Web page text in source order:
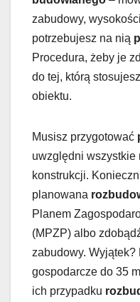
zabudowy,
potrzebujesz na nią
Procedura, żeby je
do tej, którą
obiektu.
Musisz przygotować
uwzględni wszystkie
konstrukcji.
planowana
Planem
(MPZP) albo
zabudowy. Wyjątek?
gospodarcze do 35
ich przypadku